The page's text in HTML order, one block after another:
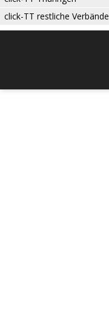
click-TT restliche Verbände